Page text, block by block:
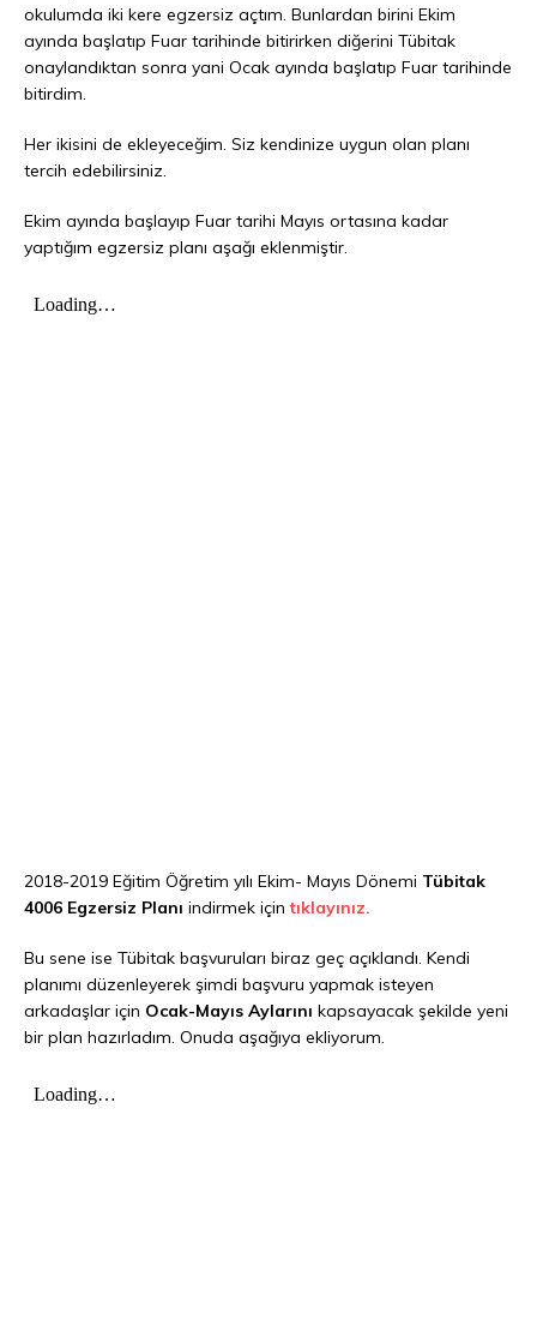
okulumda iki kere egzersiz açtım. Bunlardan birini Ekim
ayında başlatıp Fuar tarihinde bitirirken diğerini Tübitak
onaylandıktan sonra yani Ocak ayında başlatıp Fuar tarihinde
bitirdim.
Her ikisini de ekleyeceğim. Siz kendinize uygun olan planı
tercih edebilirsiniz.
Ekim ayında başlayıp Fuar tarihi Mayıs ortasına kadar
yaptığım egzersiz planı aşağı eklenmiştir.
2018-2019 Eğitim Öğretim yılı Ekim- Mayıs Dönemi Tübitak
4006 Egzersiz Planı indirmek içintıklayınız.
Bu sene ise Tübitak başvuruları biraz geç açıklandı. Kendi
planımı düzenleyerek şimdi başvuru yapmak isteyen
arkadaşlar için Ocak-Mayıs Aylarını kapsayacak şekilde yeni
bir plan hazırladım. Onuda aşağıya ekliyorum.